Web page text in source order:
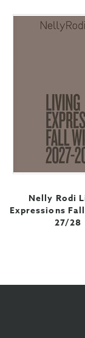
Nelly Rodi
Expressions
27/28